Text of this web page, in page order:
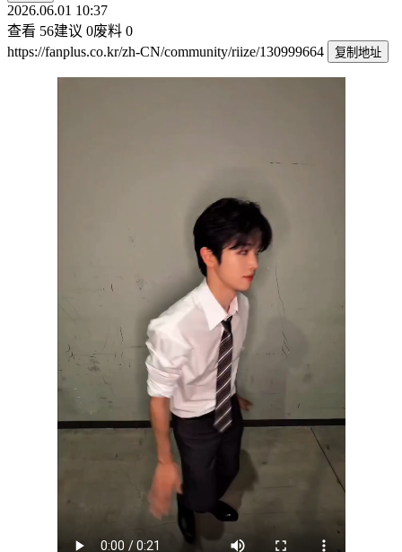
2026.06.01 10:37
查看 56建议 0废料 0
https://fanplus.co.kr/zh-CN/community/riize/130999664
复制地址